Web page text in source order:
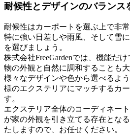
耐候性とデザインのバランス
耐候性はカーポートを選ぶ上で非
特に強い日差しや雨風、そして雪
を選びましょう。
株式会社FreeGardenでは、機能だ
物の外観と自然に調和することも
様々なデザインや色から選べるよ
様のエクステリアにマッチするカ
す。
エクステリア全体のコーディネー
が家の外観を引き立てる存在とな
たしますので、お任せください。